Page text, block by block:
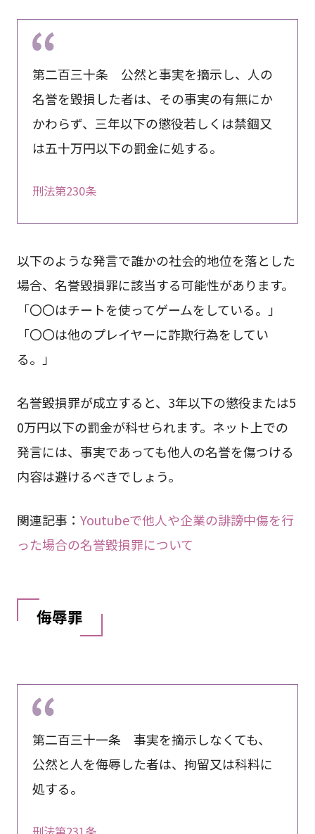
第二百三十条 公然と事実を摘示し、人の
名誉を毀損した者は、その事実の有無にか
かわらず、三年以下の懲役若しくは禁錮又
は五十万円以下の罰金に処する。
刑法第230条
以下のような発言で誰かの社会的地位を落とした
場合、名誉毀損罪に該当する可能性があります。
「〇〇はチートを使ってゲームをしている。」
「〇〇は他のプレイヤーに詐欺行為をしてい
る。」
名誉毀損罪が成立すると、3年以下の懲役または5
0万円以下の罰金が科せられます。ネット上での
発言には、事実であっても他人の名誉を傷つける
内容は避けるべきでしょう。
関連記事： Youtubeで他人や企業の誹謗中傷を行
った場合の名誉毀損罪について
侮辱罪
第二百三十一条 事実を摘示しなくても、
公然と人を侮辱した者は、拘留又は科料に
処する。